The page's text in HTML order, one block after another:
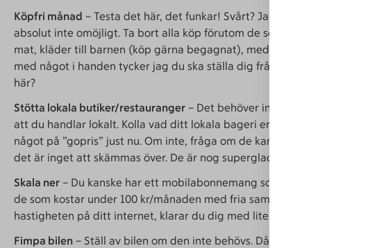
Köpfri månad – Testa det här, det funkar! Svårt? Ja, för många, men det är
absolut inte omöjligt. Ta bort alla köp förutom de som är absolut
mat, kläder till barnen (köp gärna begagnat), medicin med mera. När du
med något i handen tycker jag du ska ställa dig frågan: Behöver jag
här?
Stötta lokala butiker/restauranger – Det behöver inte alltid betyda högre
att du handlar lokalt. Kolla vad ditt lokala bageri erbjuder, slaktaren
något på ”gopris” just nu. Om inte, fråga om de kan tänka sig att ge lite
det är inget att skämmas över. De är nog superglada att du stöttar dem.
Skala ner – Du kanske har ett mobilabonnemang som är onödigt dyrt. Det
de som kostar under 100 kr/månaden med fria samtal och sms. Samma
hastigheten på ditt internet, klarar du dig med lite lägre hastighet?
Fimpa bilen – Ställ av bilen om den inte behövs. Då minskar du